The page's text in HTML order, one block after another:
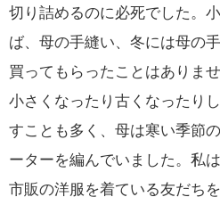
切り詰めるのに必死でした。
ば、母の手縫い、冬には母の
買ってもらったことはありま
小さくなったり古くなったり
すことも多く、母は寒い季節
ーターを編んでいました。私
市販の洋服を着ている友だち